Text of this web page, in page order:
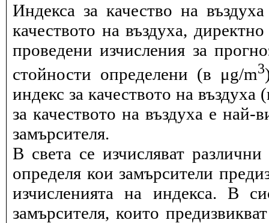
Индекса за качество на
качеството на въздуха,
проведени изчисления за
стойности определени (в μg/m3
индекс за качеството на
за качеството на въздуха е
замърсителя.
В света се изчисляват
определя кои замърсители
изчисленията на индекса. В
замърсителя, които